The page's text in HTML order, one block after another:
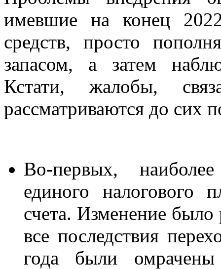
имевшие на конец
средств, просто
запасом, а затем
Кстати, жалобы,
рассматриваются до сих
Во-первых,
единого налогового
счета. Изменение
все последствия
года были омрачены